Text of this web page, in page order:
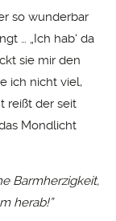
so wunderbar
… „Ich hab‘ da
sie mir den
ich nicht viel,
reißt der seit
Mondlicht
Barmherzigkeit,
herab!”